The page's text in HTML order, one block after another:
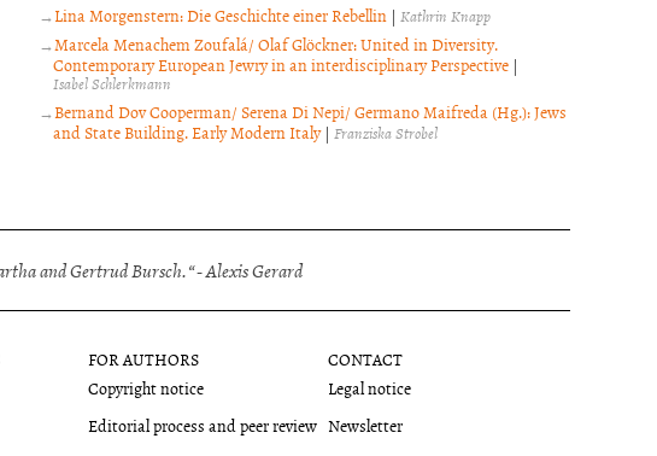
Lina Morgenstern: Die Geschichte einer Rebellin |Kathrin Knapp
Marcela Menachem Zoufalá/ Olaf Glöckner: United in Diversity.
Contemporary European Jewry in an interdisciplinary Perspective|
Isabel Schlerkmann
Bernand Dov Cooperman/ Serena Di Nepi/ Germano Maifreda (Hg.): Jews
and State Building. Early Modern Italy| Franziska Strobel
and Gertrud Bursch.“ - Alexis Gerard
FOR AUTHORS
Copyright notice
Editorial process and peer review
CONTACT
Legal notice
Newsletter